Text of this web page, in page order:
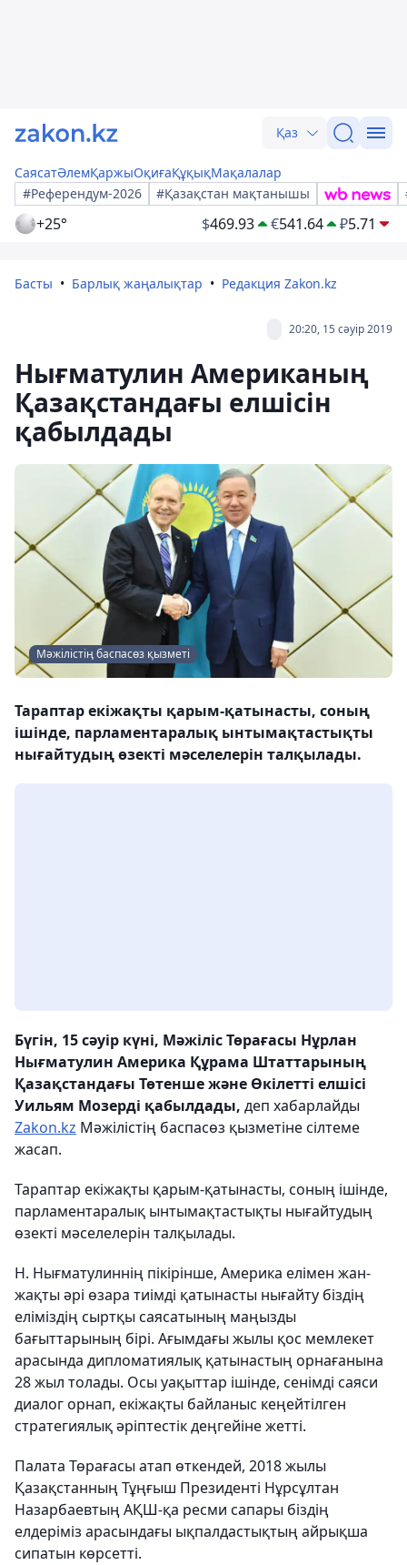
Қаз
СаясатӘлемҚаржыОқиғаҚұқықМақалалар
#Референдум-2026
#Қазақстан мақтанышы
+25° $469.93 €541.64 ₽5.71
Басты Барлық жаңалықтар Редакция Zakon.kz
20:20, 15 сәуір 2019
Нығматулин Американың
Қазақстандағы елшісін
қабылдады
Мәжілістің баспасөз қызметі
Тараптар екіжақты қарым-қатынасты, соның
ішінде, парламентаралық ынтымақтастықты
нығайтудың өзекті мәселелерін талқылады.
Бүгін, 15 сәуір күні, Мәжіліс Төрағасы Нұрлан
Нығматулин Америка Құрама Штаттарының
Қазақстандағы Төтенше және Өкілетті елшісі
Уильям Мозерді қабылдады, деп хабарлайды
Zakon.kz Мәжілістің баспасөз қызметіне сілтеме
жасап.
Тараптар екіжақты қарым-қатынасты, соның ішінде,
парламентаралық ынтымақтастықты нығайтудың
өзекті мәселелерін талқылады.
Н. Нығматулиннің пікірінше, Америка елімен жан-
жақты әрі өзара тиімді қатынасты нығайту біздің
еліміздің сыртқы саясатының маңызды
бағыттарының бірі. Ағымдағы жылы қос мемлекет
арасында дипломатиялық қатынастың орнағанына
28 жыл толады. Осы уақыттар ішінде, сенімді саяси
диалог орнап, екіжақты байланыс кеңейтілген
стратегиялық әріптестік деңгейіне жетті.
Палата Төрағасы атап өткендей, 2018 жылы
Қазақстанның Тұңғыш Президенті Нұрсұлтан
Назарбаевтың АҚШ-қа ресми сапары біздің
елдеріміз арасындағы ықпалдастықтың айрықша
сипатын көрсетті.